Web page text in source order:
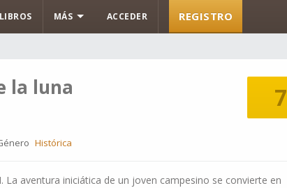
MÁS ACCEDER REGISTRO
7
la luna
Histórica
La aventura iniciática de un joven campesino se convierte en